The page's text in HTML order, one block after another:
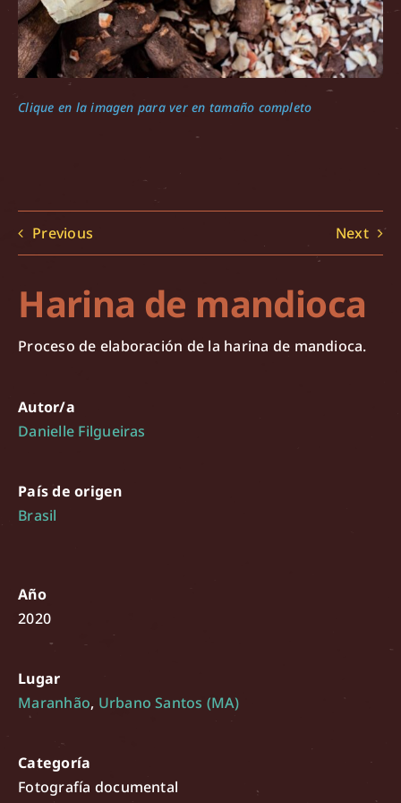
Harina de mandioca
Proceso de elaboración de la harina de mandioca.
Autor/a
Danielle Filgueiras
País de origen
Brasil
Año
2020
Lugar
Maranhão, Urbano Santos (MA)
Categoría
Fotografía documental
Clique en la imagen para ver en tamaño completo
Previous Next